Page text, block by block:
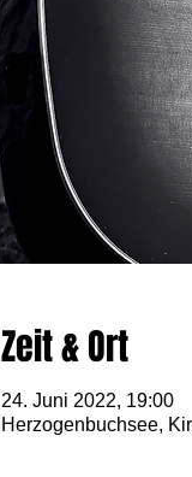
Zeit & Ort
24. Juni 2022, 19:00
Herzogenbuchsee,